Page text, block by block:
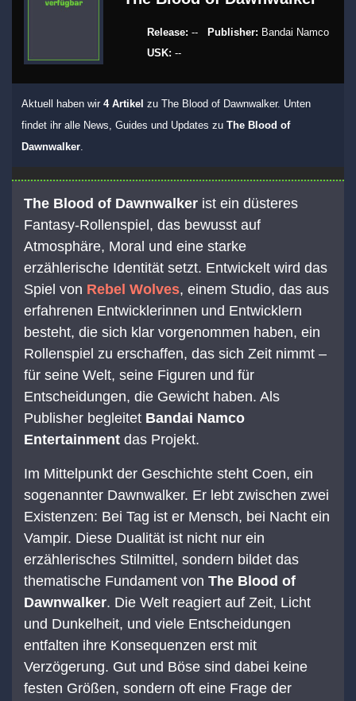
Release: -- Publisher: Bandai Namco
USK: --
Aktuell haben wir 4 Artikel zu The Blood of Dawnwalker. Unten
findet ihr alle News, Guides und Updates zu The Blood of
Dawnwalker.
The Blood of Dawnwalker ist ein düsteres
Fantasy-Rollenspiel, das bewusst auf
Atmosphäre, Moral und eine starke
erzählerische Identität setzt. Entwickelt wird das
Spiel von Rebel Wolves, einem Studio, das aus
erfahrenen Entwicklerinnen und Entwicklern
besteht, die sich klar vorgenommen haben, ein
Rollenspiel zu erschaffen, das sich Zeit nimmt –
für seine Welt, seine Figuren und für
Entscheidungen, die Gewicht haben. Als
Publisher begleitet Bandai Namco
Entertainment das Projekt.
Im Mittelpunkt der Geschichte steht Coen, ein
sogenannter Dawnwalker. Er lebt zwischen zwei
Existenzen: Bei Tag ist er Mensch, bei Nacht ein
Vampir. Diese Dualität ist nicht nur ein
erzählerisches Stilmittel, sondern bildet das
thematische Fundament von The Blood of
Dawnwalker. Die Welt reagiert auf Zeit, Licht
und Dunkelheit, und viele Entscheidungen
entfalten ihre Konsequenzen erst mit
Verzögerung. Gut und Böse sind dabei keine
festen Größen, sondern oft eine Frage der